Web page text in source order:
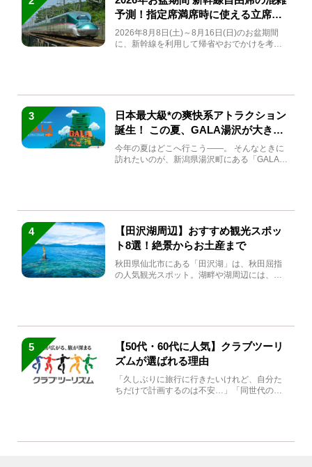
予測！指定席満席時に使える立席特
急券も解説
2026年8月8日(土)～8月16日(日)のお盆期間
に、新幹線を利用して帰省やおでかけを考え
3
日本最大級*の爽快系アトラクション
誕生！ この夏、GALA湯沢が大きく
生まれ変わる
今年の夏はどこへ行こう――。 そんなときに
訪れたいのが、新潟県湯沢町にある「GALA湯
4
【田沢湖周辺】おすすめ観光スポッ
ト8選！絶景からお土産まで
秋田県仙北市にある「田沢湖」は、秋田屈指
の人気観光スポット。湖畔や湖周辺には、田
5
【50代・60代に人気】クラブツーリ
ズムが選ばれる理由
「久しぶりに旅行に行きたいけれど、自分た
ちだけで計画するのは不安…」「同世代の方